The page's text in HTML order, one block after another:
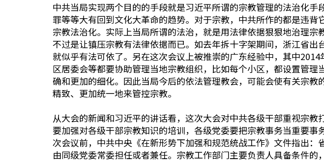
中共当局实现两个目的的手段就是习近平所谓的宗教管理的法治化
罪等等大有回到文化大革命的趋势。对于宗教，中共所作的都是违
宗教法治化。实际上当局所谓的法治，就是用法律依据狠狠地治理
不过是让镇压宗教有法律依据而已。如去年拆十字架期间，浙江省
就似乎有法可依了。另在这次会议上被推崇的广东经验中，其中
区居委会等都要协助管理当地宗教组织，比如每个小区，都设置管
确和更加的细化。因此当局今后的依法管理教会，可能会使有关宗
精致、更加统一地来管控宗教。
从大会的新闻和习近平的讲话看，这次大会对中共各级干部重视宗
要加强对各级干部宗教知识的培训，各级党委要把宗教事务当重要
次会议前，中共中央《在新形势下加强和规范统战工作》文件指出
由同级党委常委担任或者兼任。宗教工作部门主要负责人具备条件的